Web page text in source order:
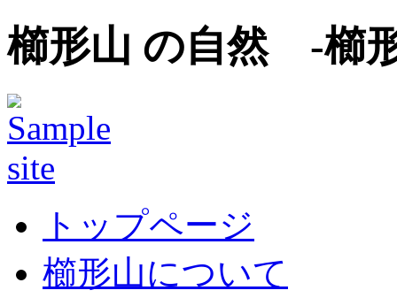
櫛形山 の自然 -櫛
トップページ
櫛形山について